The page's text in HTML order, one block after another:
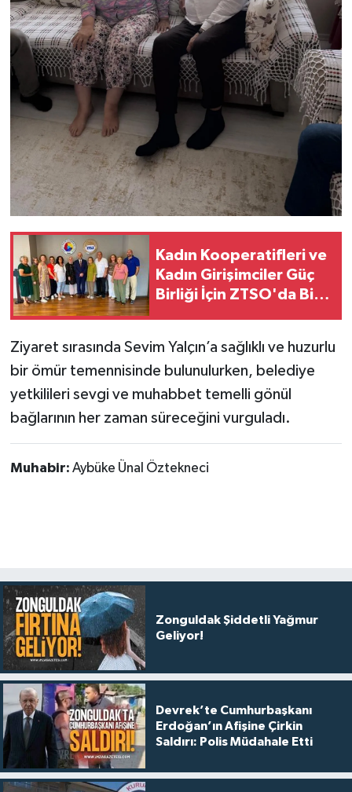
Kadın Kooperatifleri ve
Kadın Girişimciler Güç
Birliği İçin ZTSO'da Bir
Ziyaret sırasında Sevim Yalçın’a sağlıklı ve huzurlu
bir ömür temennisinde bulunulurken, belediye
yetkilileri sevgi ve muhabbet temelli gönül
bağlarının her zaman süreceğini vurguladı.
Muhabir: Aybüke Ünal Öztekneci
Zonguldak Şiddetli Yağmur
Geliyor!
Devrek’te Cumhurbaşkanı
Erdoğan’ın Afişine Çirkin
Saldırı: Polis Müdahale Etti